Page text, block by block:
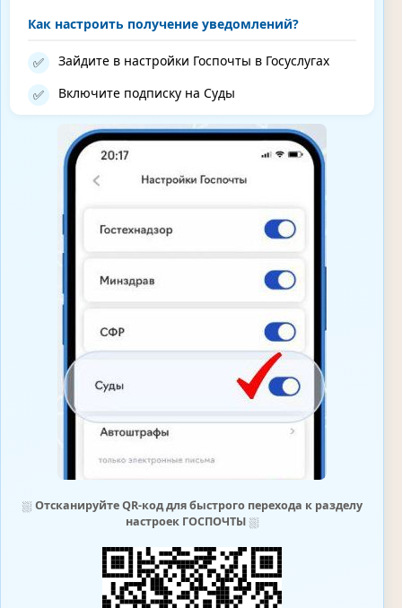
Как настроить получение уведомлений?
✅ Зайдите в настройки Госпочты в Госуслугах
✅ Включите подписку на Суды
⛆ Отсканируйте QR-код для быстрого перехода к разделу
настроек ГОСПОЧТЫ⛆